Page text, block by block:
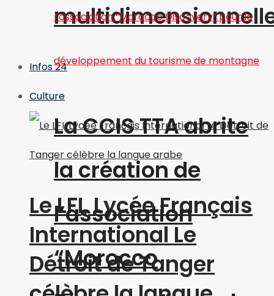
Infos 24
Culture
Le LFI, Lycée Français
International Le
Détroit de Tanger
La CCIS TTA abrite
la création de
l’association
“Morocco